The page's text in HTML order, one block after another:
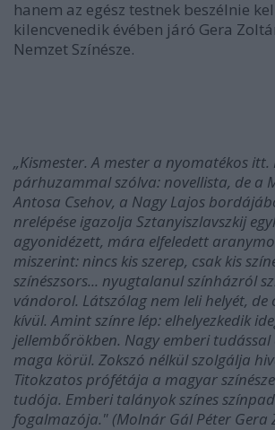
hanem az egész testnek beszélnie
kilencvenedik évében járó Gera
Nemzet Színésze.
„Kismester. A mester a nyomatékos
párhuzammal szólva: novellista, de a
Antosa Csehov, a Nagy Lajos
nrelépése igazolja Sztanyiszlavszkij
agyonidézett, mára elfeledett
miszerint: nincs kis szerep, csak kis
szí­nészsors... nyugtalanul szí­nházról
vándorol. Látszólag nem leli helyét, de
kí­vül. Amint szí­nre lép: elhelyezkedik
jellembőrökben. Nagy emberi
maga körül. Zokszó nélkül szolgálja
Titokzatos prófétája a magyar
tudója. Emberi talányok szí­nes
fogalmazója." (Molnár Gál Péter Gera